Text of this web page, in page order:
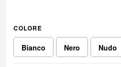
COLORE
Bianco Nero Nudo